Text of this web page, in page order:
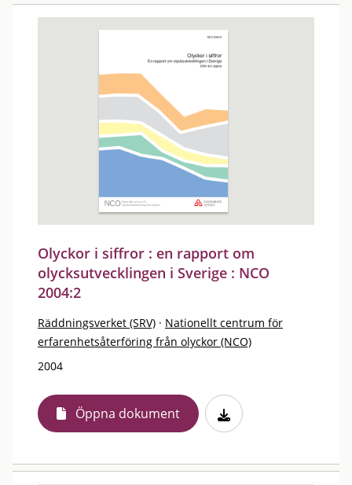
Olyckor i siffror : en rapport om
olycksutvecklingen i Sverige : NCO
2004:2
Räddningsverket (SRV) · Nationellt centrum för
erfarenhetsåterföring från olyckor (NCO)
2004
Öppna dokument